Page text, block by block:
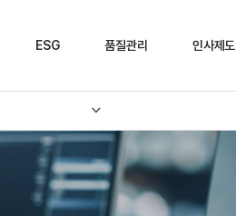
ESG
Environmental
Social
품질관리
SQ 인증
인사제도
인사정책
입사지원